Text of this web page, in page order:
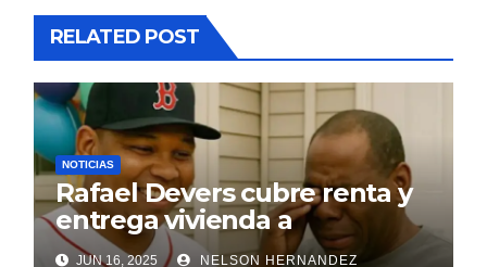
RELATED POST
NOTICIAS
Rafael Devers cubre renta y
entrega vivienda a
exentrenador en RD
JUN 16, 2025 NELSON HERNANDEZ